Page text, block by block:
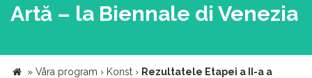
Artă – la Biennale di Venezia
» Våra program › Konst › Rezultatele Etapei a II-a a